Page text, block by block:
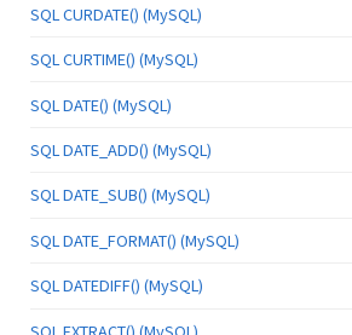
SQL CURDATE() (MySQL)
SQL CURTIME() (MySQL)
SQL DATE() (MySQL)
SQL DATE_ADD() (MySQL)
SQL DATE_SUB() (MySQL)
SQL DATE_FORMAT() (MySQL)
SQL DATEDIFF() (MySQL)